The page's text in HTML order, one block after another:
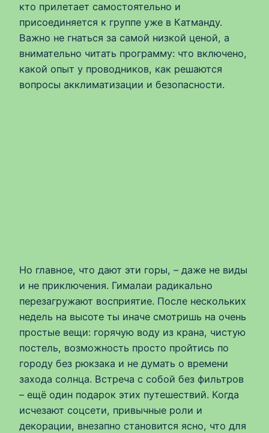
кто прилетает самостоятельно и
присоединяется к группе уже в Катманду.
Важно не гнаться за самой низкой ценой, а
внимательно читать программу: что включено,
какой опыт у проводников, как решаются
вопросы акклиматизации и безопасности.
Но главное, что дают эти горы, – даже не виды
и не приключения. Гималаи радикально
перезагружают восприятие. После нескольких
недель на высоте ты иначе смотришь на очень
простые вещи: горячую воду из крана, чистую
постель, возможность просто пройтись по
городу без рюкзака и не думать о времени
захода солнца. Встреча с собой без фильтров
– ещё один подарок этих путешествий. Когда
исчезают соцсети, привычные роли и
декорации, внезапно становится ясно, что для